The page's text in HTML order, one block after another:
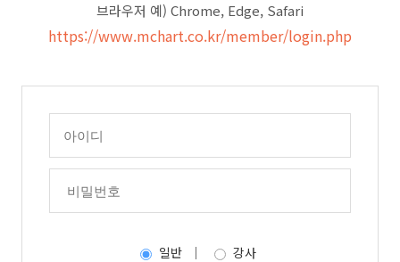
브라우저 예) Chrome, Edge, Safari
https://www.mchart.co.kr/member/login.php
일반 ｜ 강사